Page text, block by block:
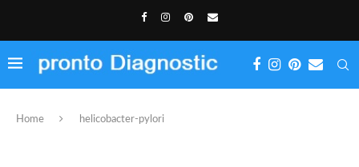
Home helicobacter-pylori